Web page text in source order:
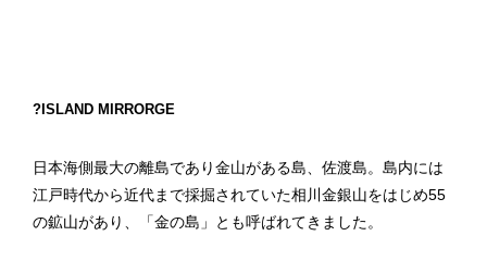
?ISLAND MIRRORGE
日本海側最大の離島であり金山がある島、佐渡島。島内には
江戸時代から近代まで採掘されていた相川金銀山をはじめ55
の鉱山があり、「金の島」とも呼ばれてきました。